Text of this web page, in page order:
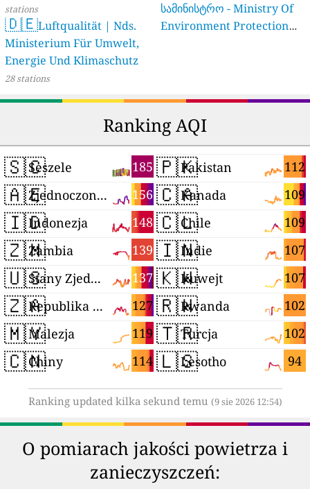
stations
🇩🇪Luftqualität | Nds.
Ministerium Für Umwelt,
Energie Und Klimaschutz
28 stations
სამინისტრო - Ministry Of
Environment Protection
Ranking AQI
🇸🇨 185
Seszele
🇦🇪 156
Zjednoczone Emiraty Arabskie
🇮🇩 148
Indonezja
🇿🇲 139
Zambia
🇺🇸 137
Stany Zjednoczone
🇿🇦 127
Republika Południowej Afryki
🇲🇾 119
Malezja
🇨🇳 114
Chiny
🇵🇰 112
Pakistan
🇨🇦 109
Kanada
🇨🇱 109
Chile
🇮🇳 107
Indie
🇰🇼 107
Kuwejt
🇷🇼 102
Rwanda
🇹🇷 102
Turcja
🇱🇸 94
Lesotho
Ranking updated kilka sekund temu (9 sie 2026 12:54)
O pomiarach jakości powietrza i
zanieczyszczeń: